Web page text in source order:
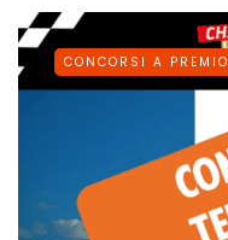
CONCORSI A PREMIO